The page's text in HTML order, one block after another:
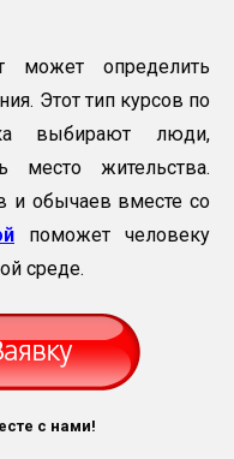
может определить
Этот тип курсов по
выбирают люди,
место жительства.
и обычаев вместе со
поможет человеку
среде.
с нами!